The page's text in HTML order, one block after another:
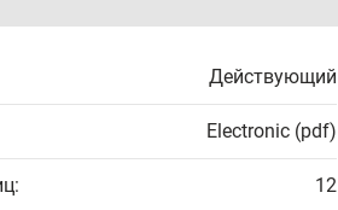
Действующий
Electronic (pdf)
12